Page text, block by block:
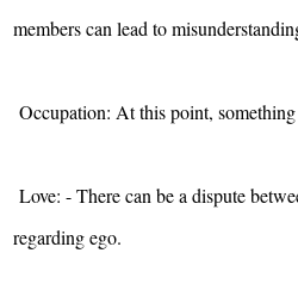
members can lead to
Occupation: At this point,
Love: - There can be a dispute
regarding ego.